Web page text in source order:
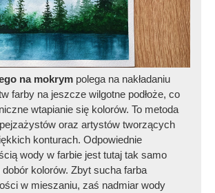
na mokrym polega na nakładaniu
farby na jeszcze wilgotne podłoże, co
wtapianie się kolorów. To metoda
oraz artystów tworzących
konturach. Odpowiednie
wody w farbie jest tutaj tak samo
kolorów. Zbyt sucha farba
w mieszaniu, zaś nadmiar wody